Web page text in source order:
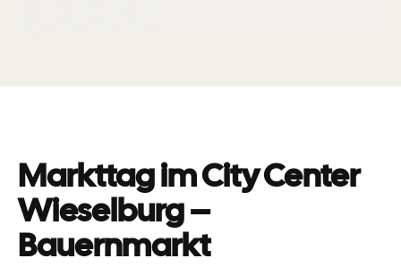
Markttag im City Center
Wieselburg –
Bauernmarkt